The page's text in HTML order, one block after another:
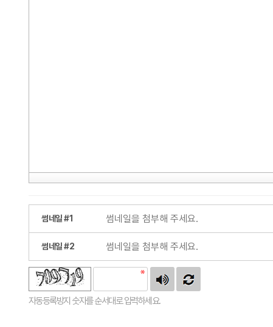
썸네일 #1
썸네일 #2
자동등록방지 숫자를 순서대로 입력하세요.